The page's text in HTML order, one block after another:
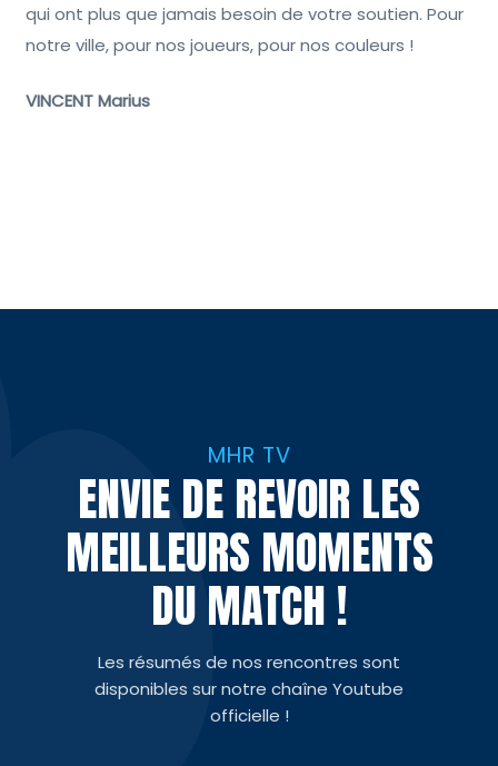
qui ont plus que jamais besoin de votre soutien. Pour
notre ville, pour nos joueurs, pour nos couleurs !
VINCENT Marius
MHR TV
ENVIE DE REVOIR LES
MEILLEURS MOMENTS
DU MATCH !
Les résumés de nos rencontres sont
disponibles sur notre chaîne Youtube
officielle !